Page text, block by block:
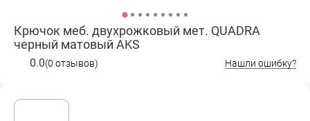
Крючок меб. двухрожковый мет. QUADRA
черный матовый AKS
0.0(0 отзывов) Нашли ошибку?